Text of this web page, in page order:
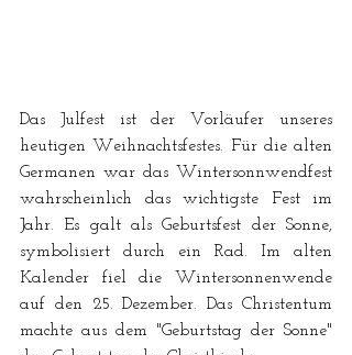
Das Julfest ist der Vorläufer unseres
heutigen Weihnachtsfestes. Für die alten
Germanen war das Wintersonnwendfest
wahrscheinlich das wichtigste Fest im
Jahr. Es galt als Geburtsfest der Sonne,
symbolisiert durch ein Rad. Im alten
Kalender fiel die Wintersonnenwende
auf den 25. Dezember. Das Christentum
machte aus dem "Geburtstag der Sonne"